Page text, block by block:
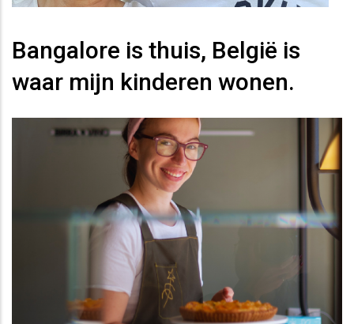
Bangalore is thuis, België is
waar mijn kinderen wonen.